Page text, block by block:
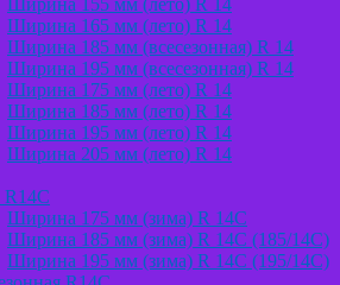
Ширина 165 мм (лето) R 14
Ширина 185 мм (всесезонная) R 14
Ширина 195 мм (всесезонная) R 14
Ширина 175 мм (лето) R 14
Ширина 185 мм (лето) R 14
Ширина 195 мм (лето) R 14
Ширина 205 мм (лето) R 14
Ширина 175 мм (зима) R 14С
Ширина 185 мм (зима) R 14С (185/14С)
Ширина 195 мм (зима) R 14С (195/14С)